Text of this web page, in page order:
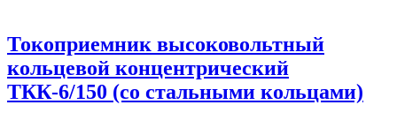
Токоприемник высоковольтный
кольцевой концентрический
ТКК-6/150 (со стальными кольцами)